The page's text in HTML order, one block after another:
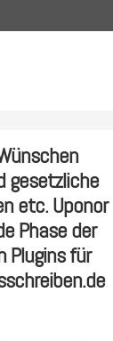
gesetzliche
etc. Uponor
Phase der
Plugins für